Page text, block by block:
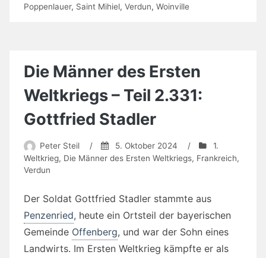
Poppenlauer, Saint Mihiel, Verdun, Woinville
Die Männer des Ersten
Weltkriegs – Teil 2.331:
Gottfried Stadler
Peter Steil / 5. Oktober 2024 /
1.
Weltkrieg, Die Männer des Ersten Weltkriegs, Frankreich,
Verdun
Der Soldat Gottfried Stadler stammte aus
Penzenried, heute ein Ortsteil der bayerischen
Gemeinde Offenberg, und war der Sohn eines
Landwirts. Im Ersten Weltkrieg kämpfte er als